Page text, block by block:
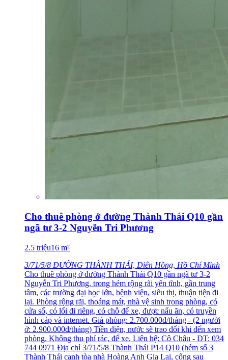
Cho thuê phòng ở đường Thành Thái Q10 gần
ngã tư 3-2 Nguyễn Tri Phương
2.5 triệu16 m²
3/71/5/8 ĐƯỜNG THÀNH THÁI, Diên Hồng, Hồ Chí Minh
Cho thuê phòng ở đường Thành Thái Q10 gần ngã tư 3-2
Nguyễn Tri Phương, trong hẻm rộng rãi yên tĩnh, gần trung
tâm, các trường đại học lớn, bệnh viện, siêu thị, thuận tiện đi
lại. Phòng rộng rãi, thoáng mát, nhà vệ sinh trong phòng, có
cửa sổ, có lối đi riêng, có chỗ để xe, được nấu ăn, có truyền
hình cáp và internet. Giá phòng: 2.700.000đ/tháng - (2 người
ở: 2.900.000đ/tháng) Tiền điện, nước sẽ trao đổi khi đến xem
phòng. Không thu phí rác, để xe. Liên hệ: Cô Châu - DT: 034
744 0971 Địa chỉ 3/71/5/8 Thành Thái P14 Q10 (hẻm số 3
Thành Thái cạnh tòa nhà Hoàng Anh Gia Lai, cổng sau